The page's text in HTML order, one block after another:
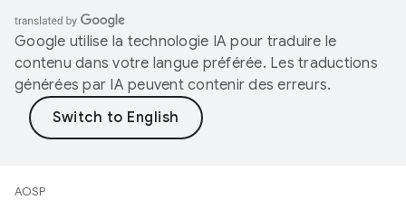
Google utilise la technologie IA pour traduire le
contenu dans votre langue préférée. Les traductions
générées par IA peuvent contenir des erreurs.
AOSP